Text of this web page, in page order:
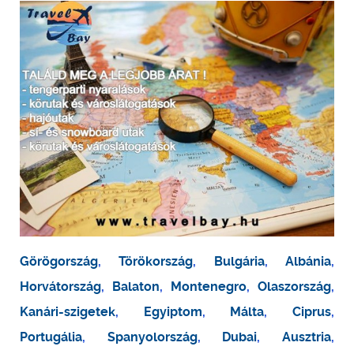
Görögország,Törökország, Bulgária,Albánia,
Horvátország, Balaton, Montenegro, Olaszország,
Kanári-szigetek, Egyiptom, Málta,Ciprus,
Portugália, Spanyolország, Dubai,Ausztria,